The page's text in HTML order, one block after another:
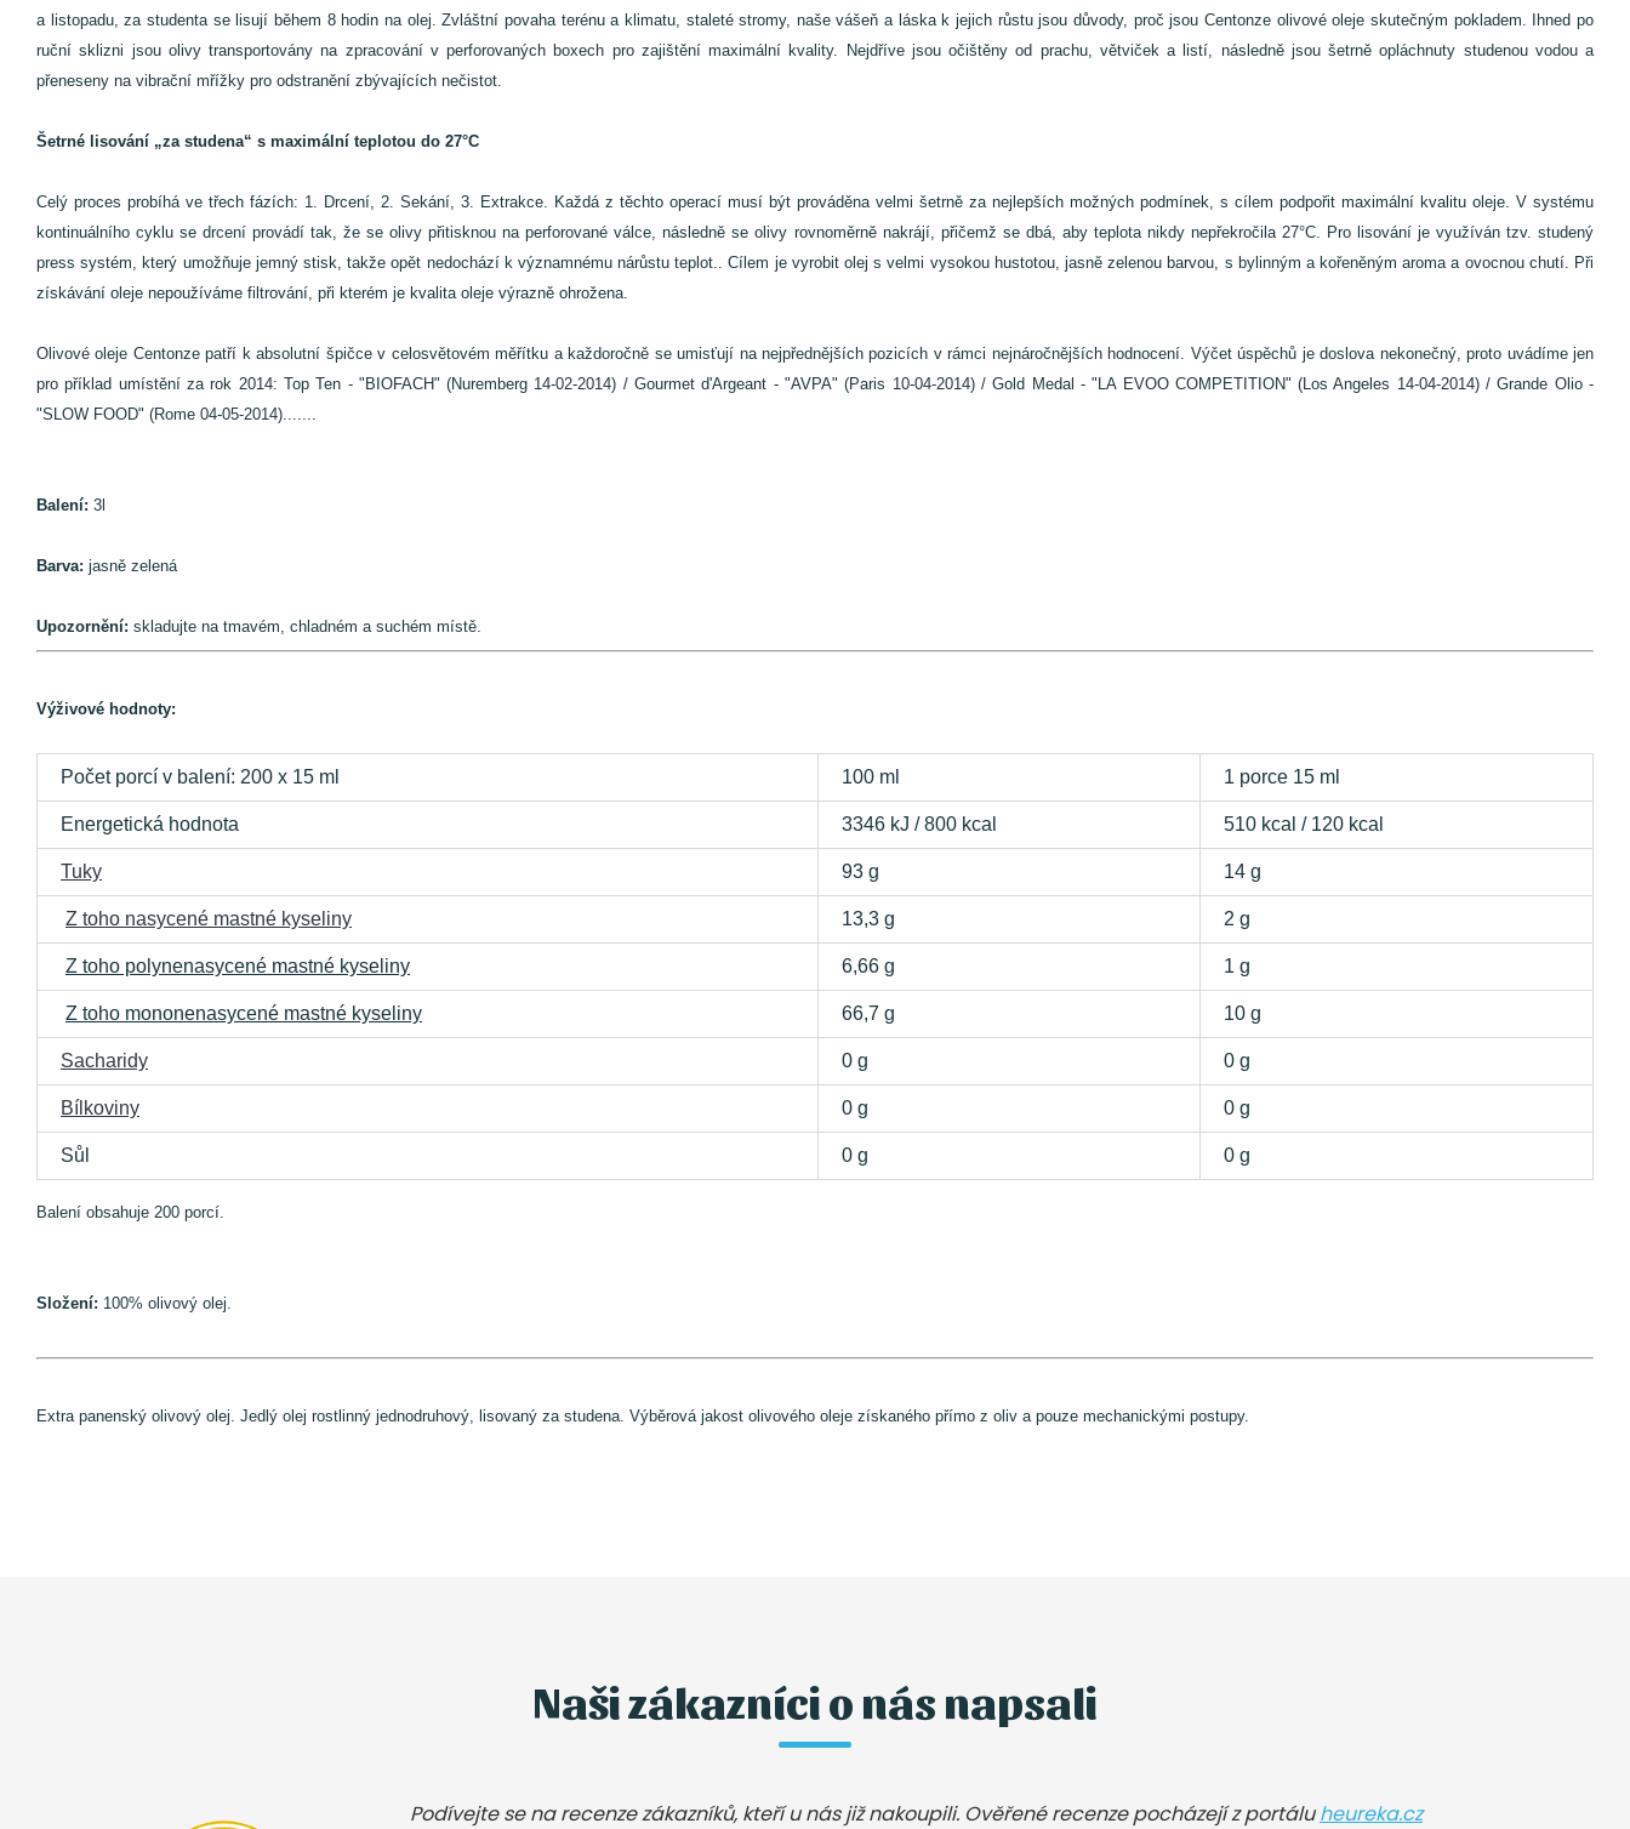
a listopadu, za studenta se lisují během 8 hodin na olej. Zvláštní povaha terénu a klimatu, staleté stromy, naše vášeň a láska k jejich růstu jsou důvody, proč jsou Centonze olivové oleje skutečným pokladem. Ihned po
ruční sklizni jsou olivy transportovány na zpracování v perforovaných boxech pro zajištění maximální kvality. Nejdříve jsou očištěny od prachu, větviček a listí, následně jsou šetrně opláchnuty studenou vodou a
přeneseny na vibrační mřížky pro odstranění zbývajících nečistot.
Šetrné lisování „za studena“ s maximální teplotou do 27°C
Celý proces probíhá ve třech fázích: 1. Drcení, 2. Sekání, 3. Extrakce. Každá z těchto operací musí být prováděna velmi šetrně za nejlepších možných podmínek, s cílem podpořit maximální kvalitu oleje. V systému
kontinuálního cyklu se drcení provádí tak, že se olivy přitisknou na perforované válce, následně se olivy rovnoměrně nakrájí, přičemž se dbá, aby teplota nikdy nepřekročila 27°C. Pro lisování je využíván tzv. studený
press systém, který umožňuje jemný stisk, takže opět nedochází k významnému nárůstu teplot.. Cílem je vyrobit olej s velmi vysokou hustotou, jasně zelenou barvou, s bylinným a kořeněným aroma a ovocnou chutí. Při
získávání oleje nepoužíváme filtrování, při kterém je kvalita oleje výrazně ohrožena.
Olivové oleje Centonze patří k absolutní špičce v celosvětovém měřítku a každoročně se umisťují na nejpřednějších pozicích v rámci nejnáročnějších hodnocení. Výčet úspěchů je doslova nekonečný, proto uvádíme jen
pro příklad umístění za rok 2014: Top Ten - "BIOFACH" (Nuremberg 14-02-2014) / Gourmet d'Argeant - "AVPA" (Paris 10-04-2014) / Gold Medal - "LA EVOO COMPETITION" (Los Angeles 14-04-2014) / Grande Olio -
"SLOW FOOD" (Rome 04-05-2014).......
Balení: 3l
Barva: jasně zelená
Upozornění: skladujte na tmavém, chladném a suchém místě.
Výživové hodnoty:
Počet porcí v balení: 200 x 15 ml 100 ml 1 porce 15 ml
Energetická hodnota 3346 kJ / 800 kcal 510 kcal / 120 kcal
Tuky 93 g 14 g
Z toho nasycené mastné kyseliny 13,3 g 2 g
Z toho polynenasycené mastné kyseliny 6,66 g 1 g
Z toho mononenasycené mastné kyseliny 66,7 g 10 g
Sacharidy 0 g 0 g
Bílkoviny 0 g 0 g
Sůl 0 g 0 g
Balení obsahuje 200 porcí.
Složení: 100% olivový olej.
Extra panenský olivový olej. Jedlý olej rostlinný jednodruhový, lisovaný za studena. Výběrová jakost olivového oleje získaného přímo z oliv a pouze mechanickými postupy.
Naši zákazníci o nás napsali
Podívejte se na recenze zákazníků, kteří u nás již nakoupili. Ověřené recenze pocházejí z portáluheureka.cz